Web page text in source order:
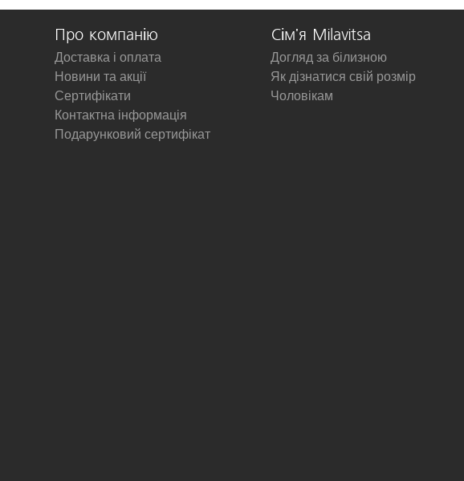
Про компанію
Доставка і оплата
Новини та акції
Сертифікати
Контактна інформація
Подарунковий сертифікат
Сім'я Milavitsa
Догляд за білизною
Як дізнатися свій розмір
Чоловікам